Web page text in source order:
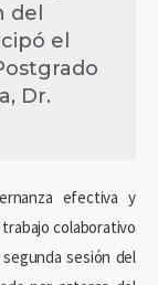
del
el
Dr.
efectiva y
colaborativo
sesión del